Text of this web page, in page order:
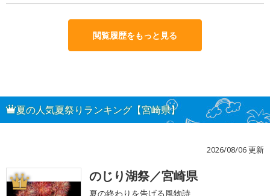
閲覧履歴をもっと見る
夏の人気夏祭りランキング【宮崎県】
2026/08/06 更新
1 のじり湖祭／宮崎県
夏の終わりを告げる風物詩